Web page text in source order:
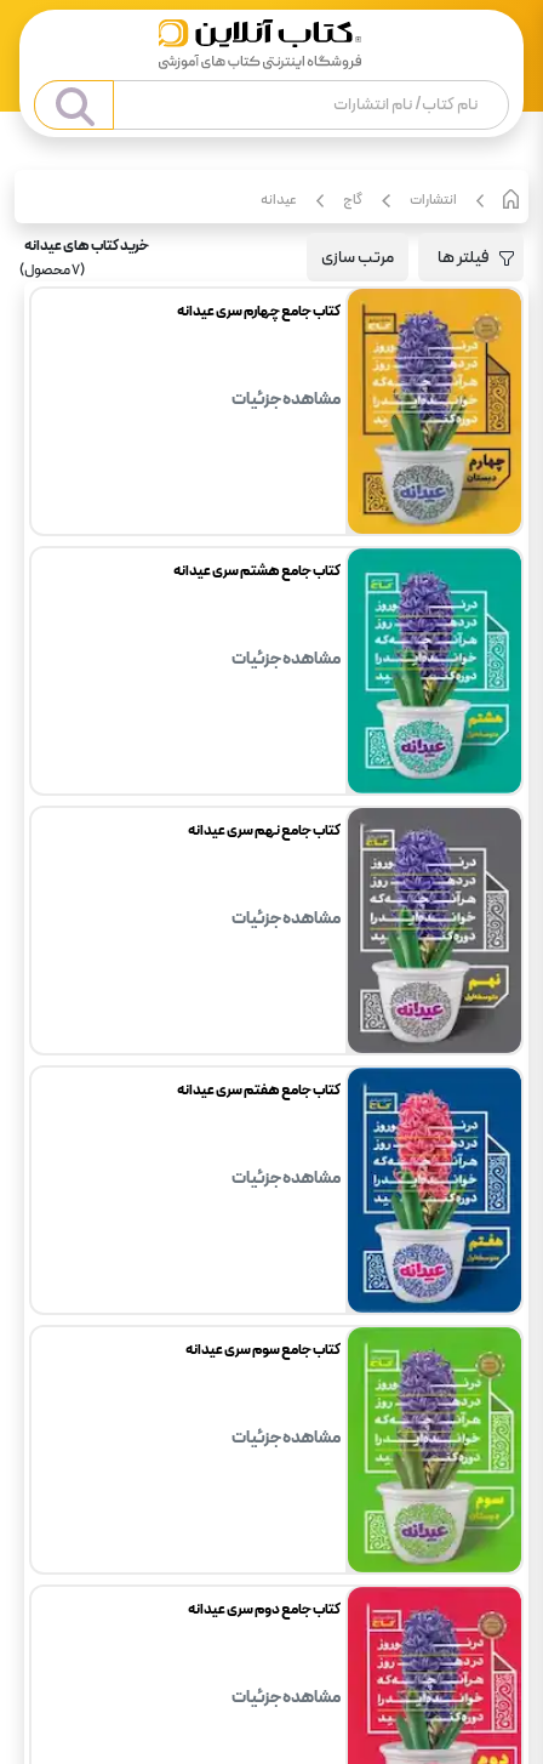
انتشارات گاج عیدانه
فیلتر ها مرتب سازی
خرید کتاب های عیدانه
(
7محصول)
کتاب جامع چهارم سری عیدانه
مشاهده جزئیات
کتاب جامع هشتم سری عیدانه
مشاهده جزئیات
کتاب جامع نهم سری عیدانه
مشاهده جزئیات
کتاب جامع هفتم سری عیدانه
مشاهده جزئیات
کتاب جامع سوم سری عیدانه
مشاهده جزئیات
کتاب جامع دوم سری عیدانه
مشاهده جزئیات